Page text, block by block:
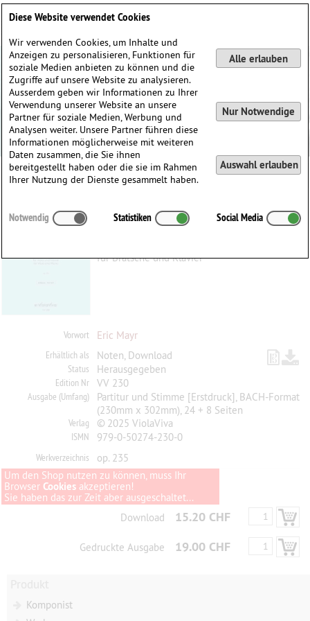
6 Notturnos, op. 235
für Bratsche und Klavier
Vorwort Eric Mayr
Erhältlich als Noten, Download
Status Herausgegeben
Edition Nr VV 230
Ausgabe (Umfang)
Partitur und Stimme [Erstdruck], BACH-Format
(230mm x 302mm), 24 + 8 Seiten
Verlag © 2025 ViolaViva
ISMN 979-0-50274-230-0
Werkverzeichnis
op. 235
Um den Shop nutzen zu können, muss Ihr
Browser Cookies akzeptieren!
Sie haben das zur Zeit aber ausgeschaltet...
Download
15.20 CHF
Gedruckte Ausgabe 19.00 CHF
Komponist
Diese Website verwendet Cookies
Wir verwenden Cookies, um Inhalte und
Anzeigen zu personalisieren, Funktionen für
soziale Medien anbieten zu können und die
Zugriffe auf unsere Website zu analysieren.
Ausserdem geben wir Informationen zu Ihrer
Verwendung unserer Website an unsere
Partner für soziale Medien, Werbung und
Analysen weiter. Unsere Partner führen diese
Informationen möglicherweise mit weiteren
Daten zusammen, die Sie ihnen
bereitgestellt haben oder die sie im Rahmen
Ihrer Nutzung der Dienste gesammelt haben.
Alle erlauben
Nur Notwendige
Auswahl erlauben
Notwendig Statistiken Social Media